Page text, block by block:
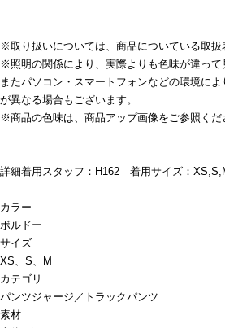
※取り扱いについては、商品についている取扱
※照明の関係により、実際よりも色味が違って
またパソコン・スマートフォンなどの環境に
が異なる場合もございます。
※商品の色味は、商品アップ画像をご参照くだ
詳細着用スタッフ：H162 着用サイズ：
カラー
ボルドー
サイズ
XS、S、M
カテゴリ
パンツジャージ／トラックパンツ
素材